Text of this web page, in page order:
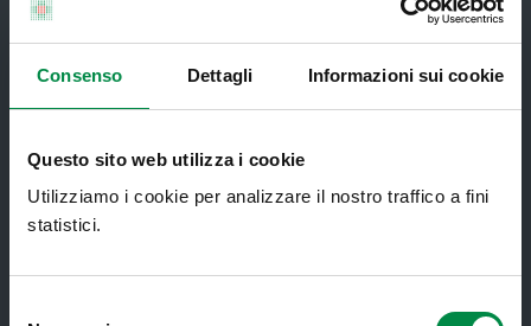
Consenso Dettagli Informazioni sui cookie
Questo sito web utilizza i cookie
Utilizziamo i cookie per analizzare il nostro traffico a fini
statistici.
Finanziamenti
Lauree Professioni Sanitarie
Medici e Pediatri di Famiglia
Nucleo di Cure Primarie (NCP)
Punto Unico di Accesso integrato
sanitario e sociale (PUA)
Ritiro Referti